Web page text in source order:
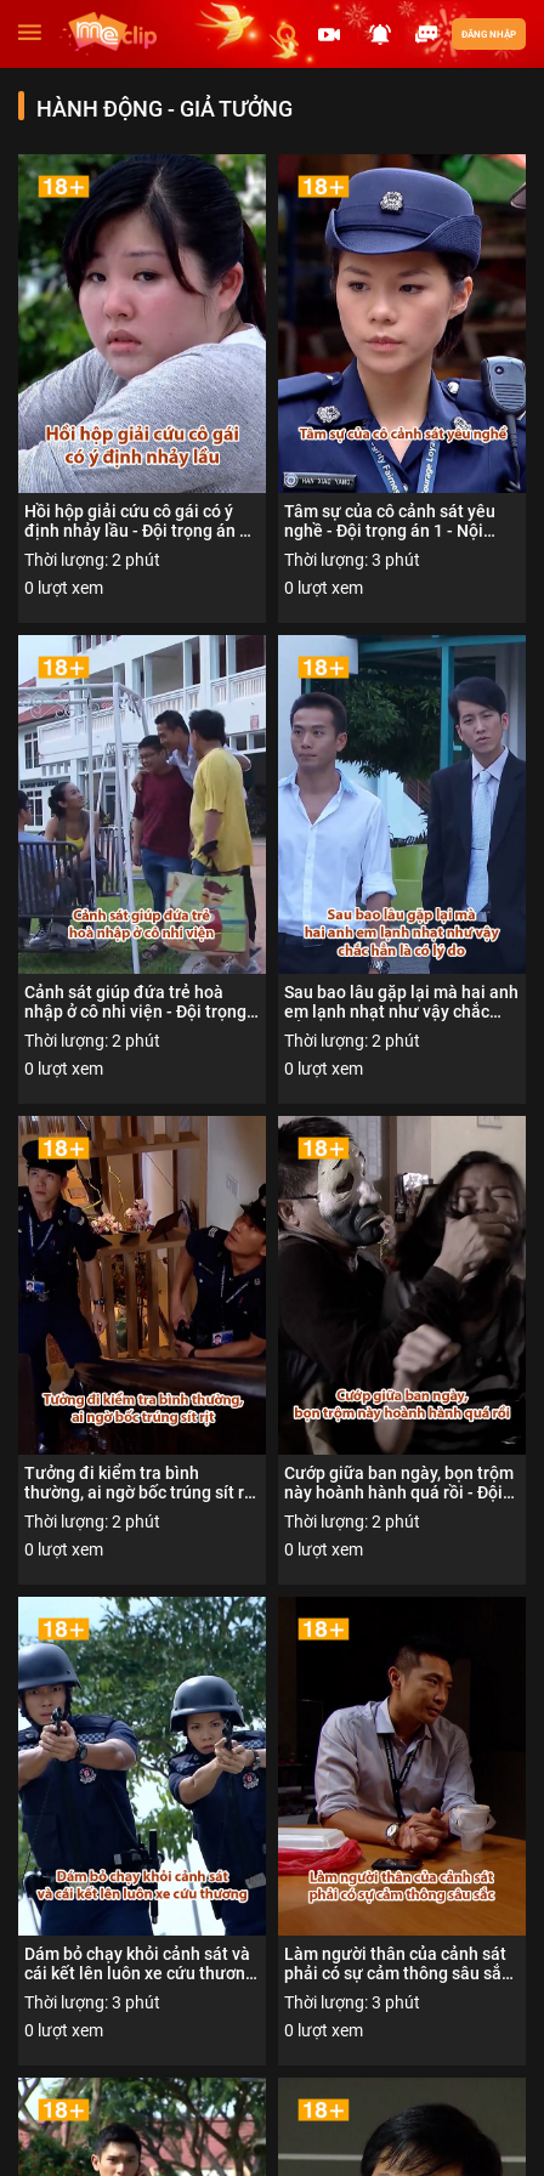
ĐĂNG NHẬP
HÀNH ĐỘNG - GIẢ TƯỞNG
Hồi hộp giải cứu cô gái có ý
định nhảy lầu - Đội trọng án 1 -
Nội dung được phổ biến đến
người xem từ đủ 18 tuổi trở
lên
Thời lượng: 2 phút
0 lượt xem
Tâm sự của cô cảnh sát yêu
nghề - Đội trọng án 1 - Nội
dung được phổ biến đến người
xem từ đủ 18 tuổi trở lên
Thời lượng: 3 phút
0 lượt xem
Cảnh sát giúp đứa trẻ hoà
nhập ở cô nhi viện - Đội trọng
án 1 - Nội dung được phổ biến
đến người xem từ đủ 18 tuổi
trở lên
Thời lượng: 2 phút
0 lượt xem
Sau bao lâu gặp lại mà hai anh
em lạnh nhạt như vậy chắc
hẳn là có lý do - Đội trọng án 1
- Nội dung được phổ biến đến
người xem từ đủ 18 tuổi trở
Thời lượng: 2 phút
0 lượt xem
Tưởng đi kiểm tra bình
thường, ai ngờ bốc trúng sít rịt
- Đội trọng án 1 - Nội dung
được phổ biến đến người xem
từ đủ 18 tuổi trở lên
Thời lượng: 2 phút
0 lượt xem
Cướp giữa ban ngày, bọn trộm
này hoành hành quá rồi - Đội
trọng án 1 - Nội dung được
phổ biến đến người xem từ đủ
18 tuổi trở lên
Thời lượng: 2 phút
0 lượt xem
Dám bỏ chạy khỏi cảnh sát và
cái kết lên luôn xe cứu thương
- Đội trọng án 1 - Nội dung
được phổ biến đến người xem
từ đủ 18 tuổi trở lên
Thời lượng: 3 phút
0 lượt xem
Làm người thân của cảnh sát
phải có sự cảm thông sâu sắc -
Đội trọng án 1 - Nội dung được
phổ biến đến người xem từ đủ
18 tuổi trở lên
Thời lượng: 3 phút
0 lượt xem